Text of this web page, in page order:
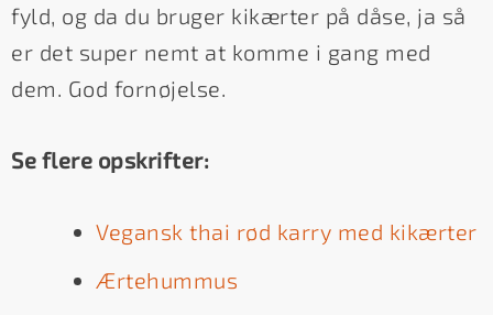
fyld, og da du bruger kikærter på dåse, ja så
er det super nemt at komme i gang med
dem. God fornøjelse.
Se flere opskrifter:
Vegansk thai rød karry med kikærter
Ærtehummus